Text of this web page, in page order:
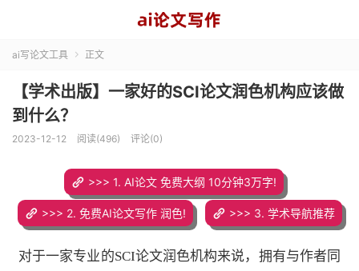
ai写论文工具  正文
【学术出版】一家好的SCI论文润色机构应该做
到什么？
2023-12-12 阅读(496) 评论(0)
>>> 1. AI论文 免费大纲 10分钟3万字!
>>> 2. 免费AI论文写作 润色! >>> 3. 学术导航推荐
对于一家专业的SCI论文润色机构来说，拥有与作者同